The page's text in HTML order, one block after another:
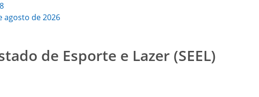
agosto de 2026
de Esporte e Lazer (SEEL)